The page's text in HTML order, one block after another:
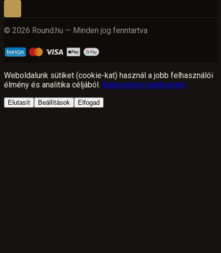
© 2026 Round.hu — Minden jog fenntartva
Weboldalunk sütiket (cookie-kat) használ a jobb felhasználói
élmény és analitika céljából. Adatvédelmi tájékoztató
Elutasít Beállítások Elfogad